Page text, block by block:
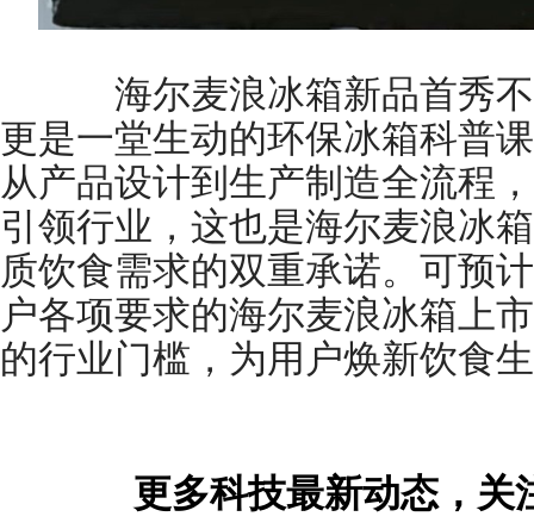
海尔麦浪冰箱新品首秀不
更是一堂生动的环保冰箱科普
从产品设计到生产制造全流程
引领行业，这也是海尔麦浪冰
质饮食需求的双重承诺。可预
户各项要求的海尔麦浪冰箱上
的行业门槛，为用户焕新饮食
更多科技最新动态，关